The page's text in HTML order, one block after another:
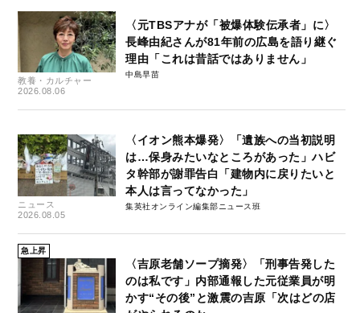
教養・カルチャー
2026.08.06
〈元TBSアナが「被爆体験伝承者」に〉
長峰由紀さんが81年前の広島を語り継ぐ
理由「これは昔話ではありません」
中島早苗
ニュース
2026.08.05
〈イオン熊本爆発〉「遺族への当初説明
は…保身みたいなところがあった」ハビ
タ幹部が謝罪告白「建物内に戻りたいと
本人は言ってなかった」
集英社オンライン編集部ニュース班
急上昇
〈吉原老舗ソープ摘発〉「刑事告発した
のは私です」内部通報した元従業員が明
かす“その後”と激震の吉原「次はどの店